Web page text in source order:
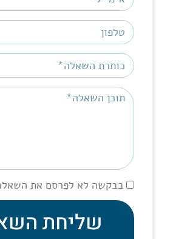
בבקשה לא לפרסם את
שליחת